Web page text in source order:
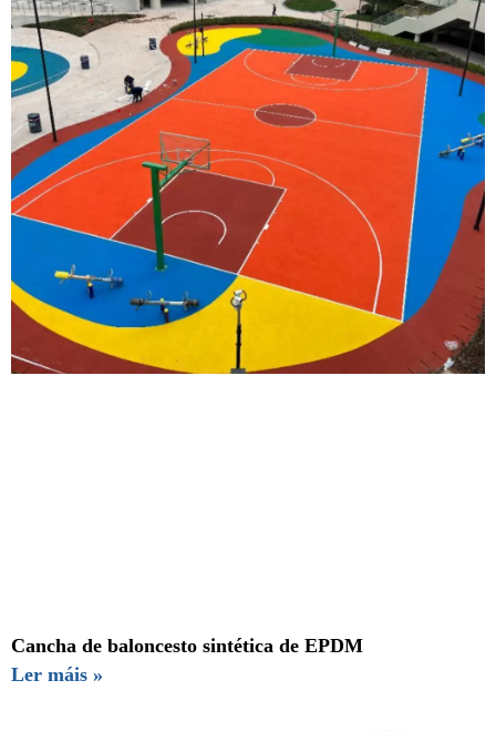
Cancha de baloncesto sintética de EPDM
Ler máis »